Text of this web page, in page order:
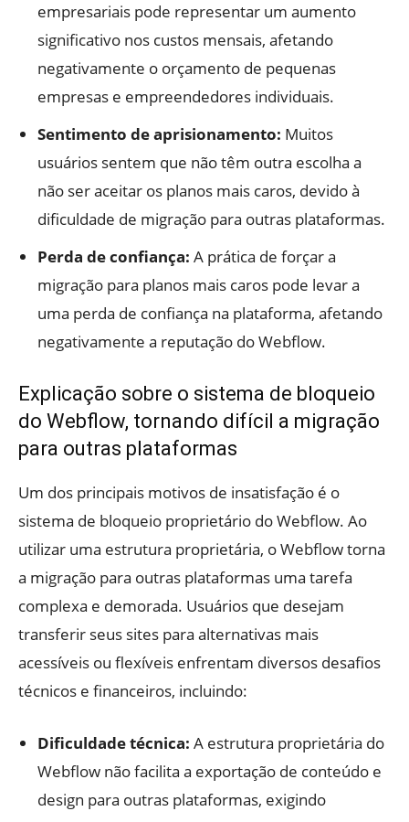
empresariais pode representar um aumento
significativo nos custos mensais, afetando
negativamente o orçamento de pequenas
empresas e empreendedores individuais.
Sentimento de aprisionamento: Muitos
usuários sentem que não têm outra escolha a
não ser aceitar os planos mais caros, devido à
dificuldade de migração para outras plataformas.
Perda de confiança: A prática de forçar a
migração para planos mais caros pode levar a
uma perda de confiança na plataforma, afetando
negativamente a reputação do Webflow.
Explicação sobre o sistema de bloqueio
do Webflow, tornando difícil a migração
para outras plataformas
Um dos principais motivos de insatisfação é o
sistema de bloqueio proprietário do Webflow. Ao
utilizar uma estrutura proprietária, o Webflow torna
a migração para outras plataformas uma tarefa
complexa e demorada. Usuários que desejam
transferir seus sites para alternativas mais
acessíveis ou flexíveis enfrentam diversos desafios
técnicos e financeiros, incluindo:
Dificuldade técnica: A estrutura proprietária do
Webflow não facilita a exportação de conteúdo e
design para outras plataformas, exigindo